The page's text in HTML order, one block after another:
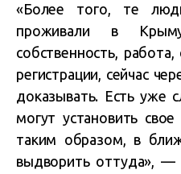
«Более того, те
проживали в
собственность,
регистрации, сейчас
доказывать. Есть уже
могут установить
таким образом, в
выдворить оттуда», —